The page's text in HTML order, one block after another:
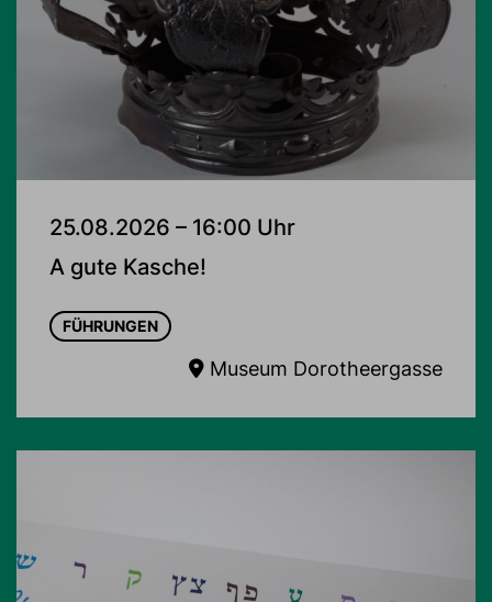
25.08.2026 – 16:00 Uhr
A gute Kasche!
FÜHRUNGEN
Museum Dorotheergasse